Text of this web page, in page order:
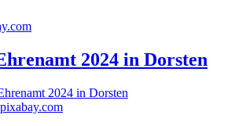
2024 in Dorsten